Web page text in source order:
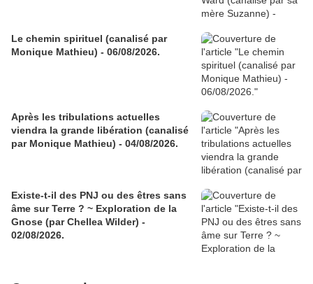
Le chemin spirituel (canalisé par
Monique Mathieu) - 06/08/2026.
Après les tribulations actuelles
viendra la grande libération (canalisé
par Monique Mathieu) - 04/08/2026.
Existe-t-il des PNJ ou des êtres sans
âme sur Terre ? ~ Exploration de la
Gnose (par Chellea Wilder) -
02/08/2026.